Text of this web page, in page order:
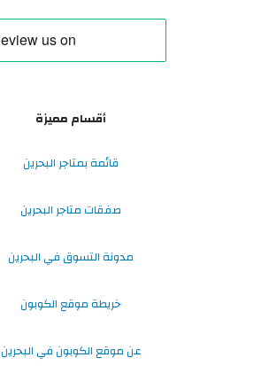
أقسام مميزة
قائمة بمتاجر البحرين
صفقات متاجر البحرين
مدونة التسوق في البحرين
خريطة موقع الكوبون
عن موقع الكوبون في البحرين